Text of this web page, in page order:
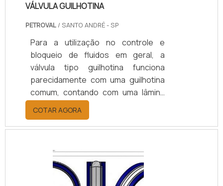
VÁLVULA GUILHOTINA
PETROVAL / SANTO ANDRÉ - SP
Para a utilização no controle e
bloqueio de fluidos em geral, a
válvula tipo guilhotina funciona
parecidamente com uma guilhotina
comum, contando com uma lâmina
de aço inoxidável que
perpendicularmente se movimenta
junto a válvula.Mais informações
controle de sólidos em suspensão,
pastas, pós, massas entre outros, a
válvula tipo guilhotina é amplamente
COTAR AGORA